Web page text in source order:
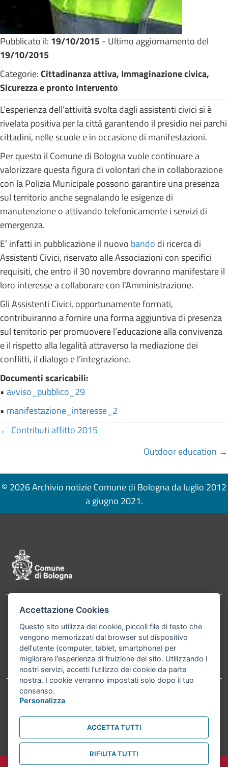
Pubblicato il: 19/10/2015- Ultimo aggiornamento del
19/10/2015
Categorie:Cittadinanza attiva, Immaginazione civica,
Sicurezza e pronto intervento
L’esperienza dell’attività svolta dagli assistenti civici si è
rivelata positiva per la città garantendo il presidio nei parchi
cittadini, nelle scuole e in occasione di manifestazioni.
Per questo il Comune di Bologna vuole continuare a
valorizzare questa figura di volontari che in collaborazione
con la Polizia Municipale possono garantire una presenza
sul territorio anche segnalando le esigenze di
manutenzione o attivando telefonicamente i servizi di
emergenza.
E’ infatti in pubblicazione il nuovo bando di ricerca di
Assistenti Civici, riservato alle Associazioni con specifici
requisiti, che entro il 30 novembre dovranno manifestare il
loro interesse a collaborare con l’Amministrazione.
Gli Assistenti Civici, opportunamente formati,
contribuiranno a fornire una forma aggiuntiva di presenza
sul territorio per promuovere l’educazione alla convivenza
e il rispetto alla legalità attraverso la mediazione dei
conflitti, il dialogo e l’integrazione.
Documenti scaricabili:
• avviso_pubblico_29
• manifestazione_interesse_2
Posts
← Contributi affitto 2015
Outdoor education →
© 2026 Archivio notizie Comune di Bologna da luglio 2012
a giugno 2021.
Contatti
Bologna P.Iva 01232710374 Cod. IBAN: IT 88 R
02008 02435 000020067156
Telefono:051203040
Accessibilità Carta dei valori
Informativa sul trattamento dei dati personali Note legali
© Comune di Bologna 2026. Tutti i diritti riservati.
Accettazione Cookies
Questo sito utilizza dei cookie, piccoli file di testo che
vengono memorizzati dal browser sul dispositivo
dell'utente (computer, tablet, smartphone) per
migliorare l'esperienza di fruizione del sito. Utilizzando i
nostri servizi, accetti l'utilizzo dei cookie da parte
nostra. I cookie verranno impostati solo dopo il tuo
consenso.
Personalizza
ACCETTA TUTTI
RIFIUTA TUTTI